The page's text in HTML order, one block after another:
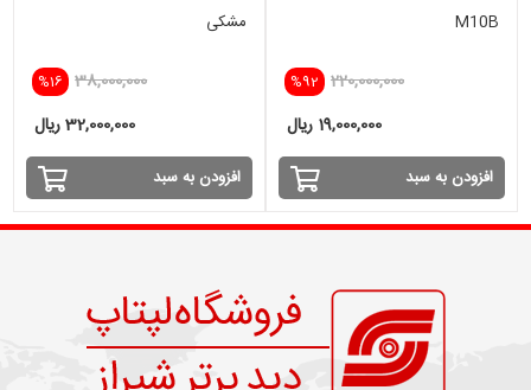
M10B
%92 220,000,000
19,000,000 ریال
افزودن به سبد
مشکی
%16 38,000,000
32,000,000 ریال
افزودن به سبد